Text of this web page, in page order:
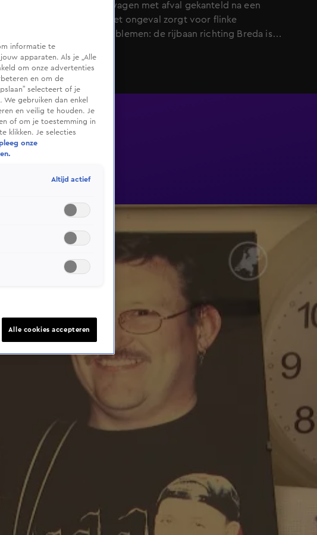
een vrachtwagen met afval gekanteld na een
klapband. Het ongeval zorgt voor flinke
verkeersproblemen: de rijbaan richting Breda is
klapband de vangrail en kwam op z’n zijkant tot
stilstand
informatie te
apparaten. Als je „Alle
om onze advertenties
en om de
selecteert of je
gebruiken dan enkel
en veilig te houden. Je
of om je toestemming in
klikken. Je selecties
onze
Altijd actief
Alle cookies accepteren